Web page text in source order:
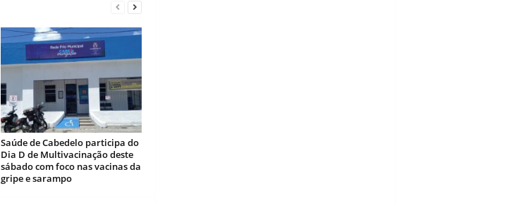
Saúde de Cabedelo participa do
Dia D de Multivacinação deste
sábado com foco nas vacinas da
gripe e sarampo